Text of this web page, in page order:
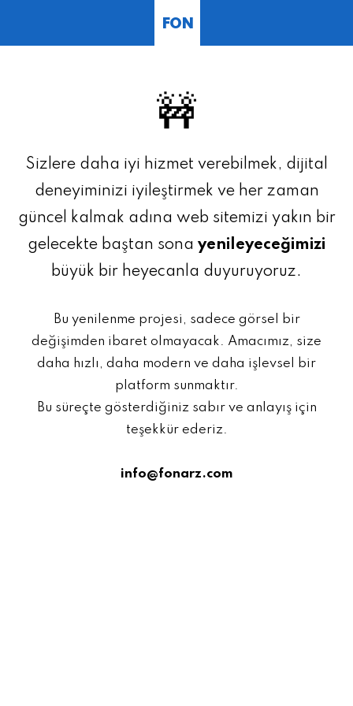
FON
🚧
Sizlere daha iyi hizmet verebilmek, dijital
deneyiminizi iyileştirmek ve her zaman
güncel kalmak adına web sitemizi yakın bir
gelecekte baştan sona yenileyeceğimizi
büyük bir heyecanla duyuruyoruz.
Bu yenilenme projesi, sadece görsel bir
değişimden ibaret olmayacak. Amacımız, size
daha hızlı, daha modern ve daha işlevsel bir
platform sunmaktır.
Bu süreçte gösterdiğiniz sabır ve anlayış için
teşekkür ederiz.
info@fonarz.com